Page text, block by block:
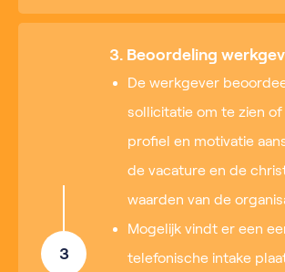
3
3. Beoordeling
De werkgever
sollicitatie om te zien of
profiel en motivatie
de vacature en de
waarden van de
Mogelijk vindt er een
telefonische intake